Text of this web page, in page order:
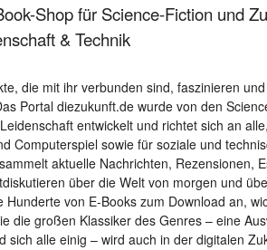
Shop für Science-Fiction und
& Technik
die mit ihr verbunden sind, faszinieren
Portal diezukunft.de wurde von den
entwickelt und richtet sich an
Computerspiel sowie für soziale und
aktuelle Nachrichten, Rezensionen,
über die Welt von morgen und
Hunderte von E-Books zum Download an,
die großen Klassiker des Genres – eine
sich alle einig – wird auch in der digitalen